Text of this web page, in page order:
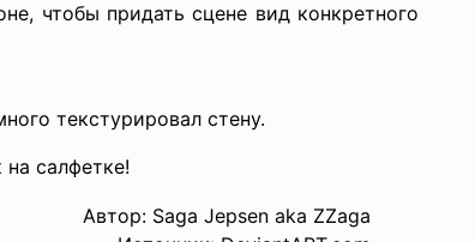
чтобы придать сцене вид конкретного
текстурировал стену.
салфетке!
Автор: Saga Jepsen aka ZZaga